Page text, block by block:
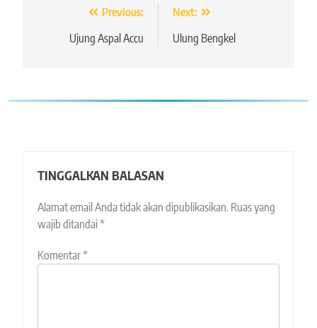
Navigasi Previous:
Ujung Aspal Accu
Next:
Ulung Bengkel
TINGGALKAN BALASAN
Alamat email Anda tidak akan dipublikasikan. Ruas yang
wajib ditandai*
Komentar*